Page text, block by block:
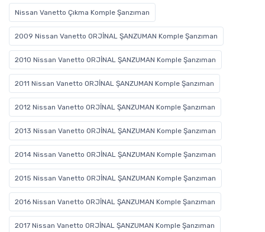
Nissan Vanetto Çıkma Komple Şanzıman
2009 Nissan Vanetto ORJİNAL ŞANZUMAN Komple Şanzıman
2010 Nissan Vanetto ORJİNAL ŞANZUMAN Komple Şanzıman
2011 Nissan Vanetto ORJİNAL ŞANZUMAN Komple Şanzıman
2012 Nissan Vanetto ORJİNAL ŞANZUMAN Komple Şanzıman
2013 Nissan Vanetto ORJİNAL ŞANZUMAN Komple Şanzıman
2014 Nissan Vanetto ORJİNAL ŞANZUMAN Komple Şanzıman
2015 Nissan Vanetto ORJİNAL ŞANZUMAN Komple Şanzıman
2016 Nissan Vanetto ORJİNAL ŞANZUMAN Komple Şanzıman
2017 Nissan Vanetto ORJİNAL ŞANZUMAN Komple Şanzıman